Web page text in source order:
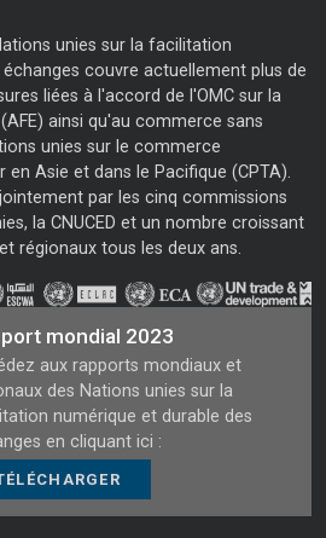
unies sur la facilitation
couvre actuellement plus de
liées à l'accord de l'OMC sur la
ainsi qu'au commerce sans
unies sur le commerce
Asie et dans le Pacifique (CPTA).
par les cinq commissions
la CNUCED et un nombre croissant
régionaux tous les deux ans.
mondial 2023
aux rapports mondiaux et
des Nations unies sur la
numérique et durable des
en cliquant ici :